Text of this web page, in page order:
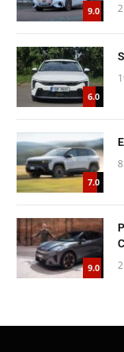
9.0
6.0
7.0
9.0